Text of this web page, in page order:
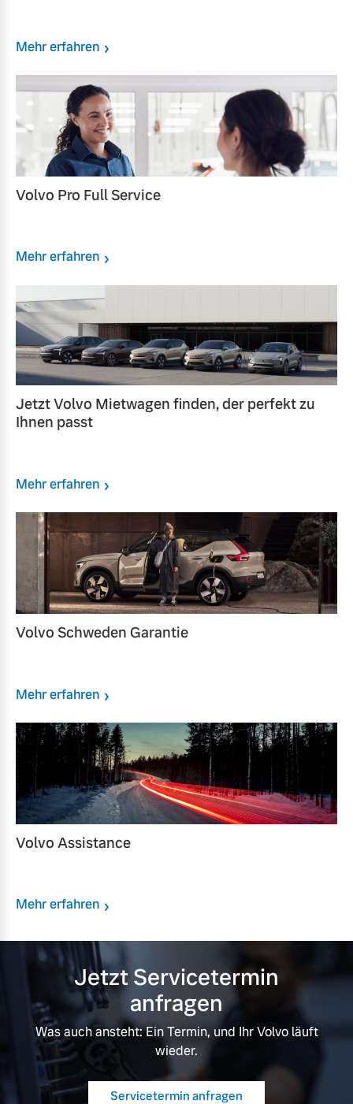
Mehr erfahren
Volvo Pro Full Service
Mehr erfahren
Jetzt Volvo Mietwagen finden, der perfekt zu
Ihnen passt
Mehr erfahren
Volvo Schweden Garantie
Mehr erfahren
Volvo Assistance
Mehr erfahren
Jetzt Servicetermin
anfragen
Was auch ansteht: Ein Termin, und Ihr Volvo läuft
wieder.
Servicetermin anfragen